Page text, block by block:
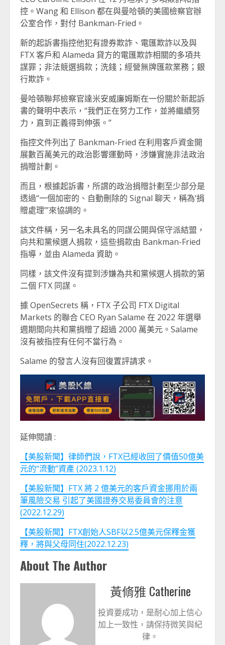
控。Wang 和 Ellison 都在與曼哈頓的美國檢察官辦
公室合作，對付 Bankman-Fried。
新的起訴書指控他犯有證券欺詐、電匯欺詐以及與
FTX 客戶和 Alameda 貸方的電匯欺詐相關的多項共
謀罪；非法競選捐款；洗錢；經營無牌匯款業務；銀
行欺詐。
曼哈頓聯邦檢察官達米安威廉姆斯在一份關於新起訴
書的聲明中表示，“我們正在努力工作，並將繼續努
力，直到正義得到伸張。”
指控文件列出了 Bankman-Fried 在利用客戶資金開
展數百萬美元的政治影響運動時，涉嫌實施非法政治
捐贈計劃。
而且，根據起訴書，所謂的政治捐贈計劃至少部分是
透過“一個加密的、自動刪除的 Signal 聊天，稱為‘捐
贈處理’”來協調的。
該文件稱，另一名未具名的同謀公開與保守派結盟，
向共和黨候選人捐款，這些捐款由 Bankman-Fried
指導，並由 Alameda 資助。
同樣，該文件沒有提到涉嫌為共和黨候選人捐款的第
二個 FTX 同謀。
據 OpenSecrets 稱，FTX 子公司 FTX Digital
Markets 的聯合 CEO Ryan Salame 在 2022 年選舉
週期間向共和黨捐贈了超過 2000 萬美元。Salame
沒有被指控有任何不當行為。
Salame 的發言人沒有回復置評請求。
延伸閱讀 :
【美股新聞】律師們說，FTX已經收回了價值50億美
元的“流動”資產 (2023.1.12)
【美股新聞】FTX 將 2 億美元的客戶資金挪用於兩
筆風險交易 引起了美國證券交易委員會的注意
(2022.12.29)
【美股新聞】FTX創始人SBF以2.5億美元保釋金獲
釋，將與父母同住(2022.12.23)
About The Author
黃脩雅 Catherine
投資要成功，是耐心加上信心
加上一致性，請保持微笑與紀
律。